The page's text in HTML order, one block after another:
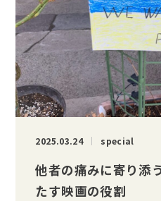
2025.03.24 special
他者の痛みに寄り
たす映画の役割